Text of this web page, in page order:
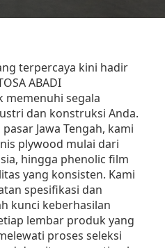
terpercaya kini hadir
ABADI
memenuhi segala
dan konstruksi Anda.
Jawa Tengah, kami
plywood mulai dari
hingga phenolic film
yang konsisten. Kami
spesifikasi dan
kunci keberhasilan
lembar produk yang
proses seleksi